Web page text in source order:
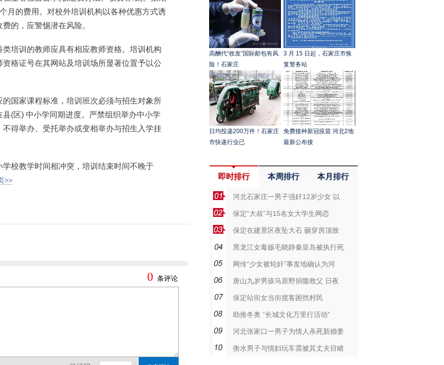
月的费用。对校外培训机构以各种优惠方式诱
的，应警惕潜在风险。
训的教师应具有相应教师资格。培训机构
格证号在其网站及培训场所显著位置予以公
家课程标准，培训班次必须与招生对象所
(区) 中小学同期进度。严禁组织举办中小学
得举办、受托举办或变相举办与招生入学挂
教学时间相冲突，培训结束时间不晚于
>>
高酬代“收发”国际邮包有风
险！石家庄
3 月 15 日起，石家庄市恢
复警务站
日均投递200万件！石家庄
市快递行业已
免费接种新冠疫苗 河北2地
最新公布接
即时排行 本周排行 本月排行
河北石家庄一男子强奸12岁少女 以
保定“大叔”与15名女大学生网恋
保定在建景区夜坠大石 砸穿房顶致
黑龙江女毒贩毛晓静秦皇岛被执行死
网传“少女被轮奸”事发地确认为河
唐山九岁男孩马原野捐髓救父 日夜
保定站街女当街揽客困扰村民
助推冬奥 “长城文化万里行活动”
河北张家口一男子为情人杀死新婚妻
衡水男子与情妇玩车震被其丈夫目睹